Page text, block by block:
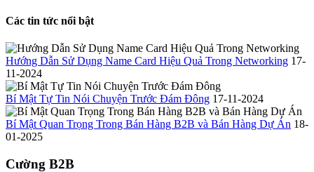
Các tin tức nổi bật
Hướng Dẫn Sử Dụng Name Card Hiệu Quả Trong Networking 17-
11-2024
Bí Mật Tự Tin Nói Chuyện Trước Đám Đông 17-11-2024
Bí Mật Quan Trọng Trong Bán Hàng B2B và Bán Hàng Dự Án 18-
01-2025
Cường B2B